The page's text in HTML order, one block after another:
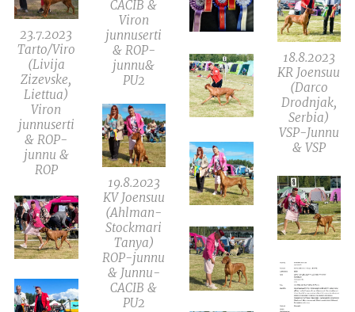
CACIB &
Viron
junnuserti
& ROP-
junnu&
PU2
23.7.2023
Tarto/Viro
(Livija
Zizevske,
Liettua)
Viron
junnuserti
& ROP-
junnu &
ROP
18.8.2023
KR Joensuu
(Darco
Drodnjak,
Serbia)
VSP-Junnu
& VSP
19.8.2023
KV Joensuu
(Ahlman-
Stockmari
Tanya)
ROP-junnu
& Junnu-
CACIB &
PU2